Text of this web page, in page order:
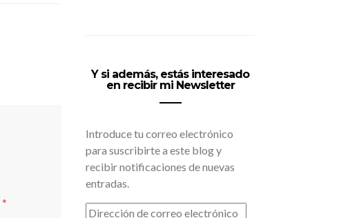
*
Y si además, estás interesado
en recibir mi Newsletter
Introduce tu correo electrónico
para suscribirte a este blog y
recibir notificaciones de nuevas
entradas.
DIRECCIÓN